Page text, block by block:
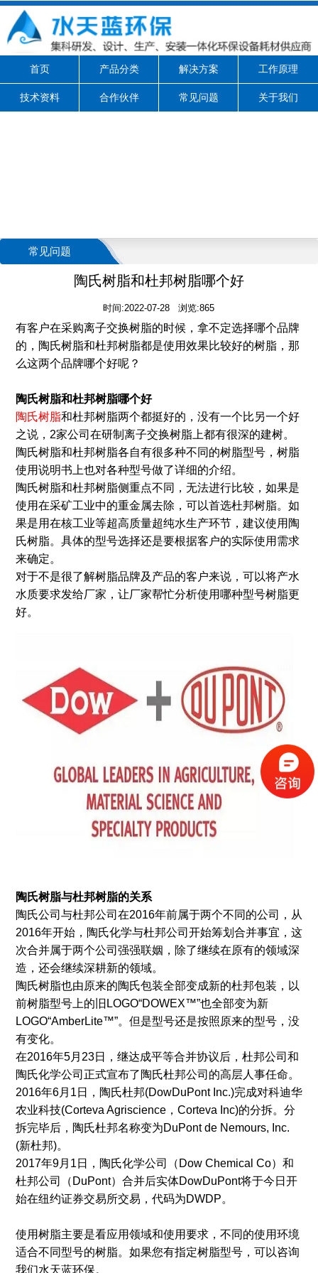
首页 产品分类 解决方案 工作原理
技术资料 合作伙伴 常见问题 关于我们
常见问题
陶氏树脂和杜邦树脂哪个好
时间:2022-07-28 浏览:865
有客户在采购离子交换树脂的时候，拿不定选择哪个品牌
的，陶氏树脂和杜邦树脂都是使用效果比较好的树脂，那
么这两个品牌哪个好呢？
陶氏树脂和杜邦树脂哪个好
陶氏树脂和杜邦树脂两个都挺好的，没有一个比另一个好
之说，2家公司在研制离子交换树脂上都有很深的建树。
陶氏树脂和杜邦树脂各自有很多种不同的树脂型号，树脂
使用说明书上也对各种型号做了详细的介绍。
陶氏树脂和杜邦树脂侧重点不同，无法进行比较，如果是
使用在采矿工业中的重金属去除，可以首选杜邦树脂。如
果是用在核工业等超高质量超纯水生产环节，建议使用陶
氏树脂。具体的型号选择还是要根据客户的实际使用需求
来确定。
对于不是很了解树脂品牌及产品的客户来说，可以将产水
水质要求发给厂家，让厂家帮忙分析使用哪种型号树脂更
好。
陶氏树脂与杜邦树脂的关系
陶氏公司与杜邦公司在2016年前属于两个不同的公司，从
2016年开始，陶氏化学与杜邦公司开始筹划合并事宜，这
次合并属于两个公司强强联姻，除了继续在原有的领域深
造，还会继续深耕新的领域。
陶氏树脂也由原来的陶氏包装全部变成新的杜邦包装，以
前树脂型号上的旧LOGO“DOWEX™”也全部变为新
LOGO“AmberLite™”。但是型号还是按照原来的型号，没
有变化。
在2016年5月23日，继达成平等合并协议后，杜邦公司和
陶氏化学公司正式宣布了陶氏杜邦公司的高层人事任命。
2016年6月1日，陶氏杜邦(DowDuPont Inc.)完成对科迪华
农业科技(Corteva Agriscience，Corteva Inc)的分拆。分
拆完毕后，陶氏杜邦名称变为DuPont de Nemours, Inc.
(新杜邦)。
2017年9月1日，陶氏化学公司（Dow Chemical Co）和
杜邦公司（DuPont）合并后实体DowDuPont将于今日开
始在纽约证券交易所交易，代码为DWDP。
使用树脂主要是看应用领域和使用要求，不同的使用环境
适合不同型号的树脂。如果您有指定树脂型号，可以咨询
我们水天蓝环保。